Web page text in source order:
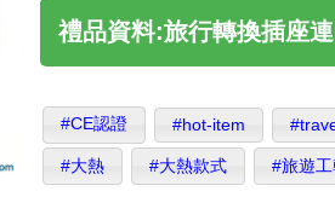
禮品資料:旅行轉換插座
#CE認證 #hot-item
#大熱 #大熱款式 #旅遊